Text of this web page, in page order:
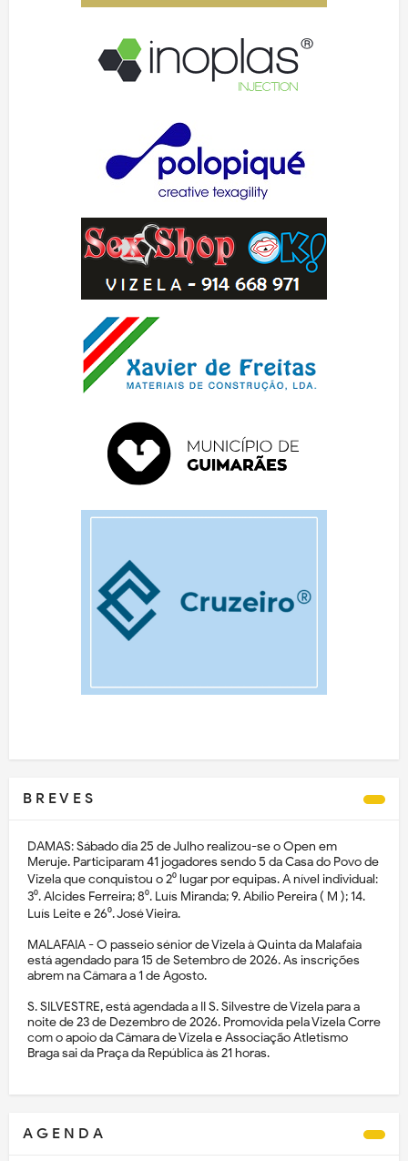
B R E V E S
DAMAS: Sábado dia 25 de Julho realizou-se o Open em
Meruje. Participaram 41 jogadores sendo 5 da Casa do Povo de
Vizela que conquistou o 2⁰ lugar por equipas. A nível individual:
3⁰. Alcides Ferreira; 8⁰. Luís Miranda; 9. Abílio Pereira ( M ); 14.
Luís Leite e 26⁰. José Vieira.
MALAFAIA - O passeio sénior de Vizela à Quinta da Malafaia
está agendado para 15 de Setembro de 2026. As inscrições
abrem na Câmara a 1 de Agosto.
S. SILVESTRE, está agendada a II S. Silvestre de Vizela para a
noite de 23 de Dezembro de 2026. Promovida pela Vizela Corre
com o apoio da Câmara de Vizela e Associação Atletismo
Braga sai da Praça da República às 21 horas.
A G E N D A